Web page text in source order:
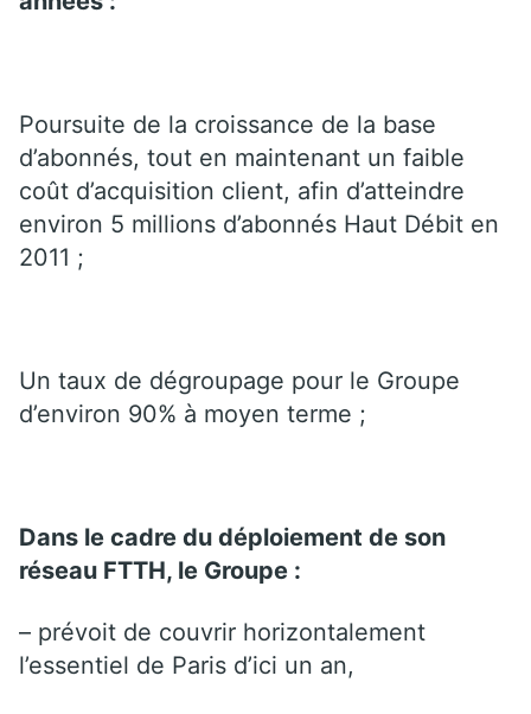
Poursuite de la croissance de la base
d’abonnés, tout en maintenant un faible
coût d’acquisition client, afin d’atteindre
environ 5 millions d’abonnés Haut Débit en
2011 ;
Un taux de dégroupage pour le Groupe
d’environ 90% à moyen terme ;
Dans le cadre du déploiement de son
réseau FTTH, le Groupe :
– prévoit de couvrir horizontalement
l’essentiel de Paris d’ici un an,